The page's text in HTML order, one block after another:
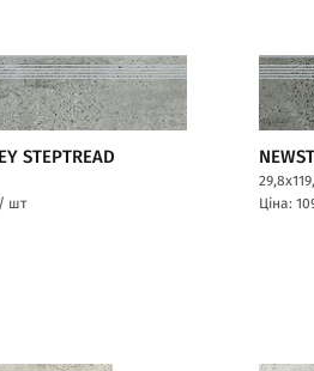
STEPTREAD
шт
Ціна: